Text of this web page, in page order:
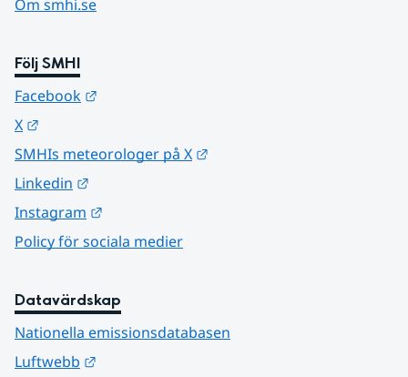
Om smhi.se
Följ SMHI
Facebook
X
SMHIs meteorologer på X
Linkedin
Instagram
Policy för sociala medier
Datavärdskap
Nationella emissionsdatabasen
Luftwebb